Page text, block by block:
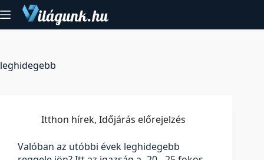
to
content
leghidegebb
Itthon hírek, Időjárás előrejelzés
Valóban az utóbbi évek leghidegebb